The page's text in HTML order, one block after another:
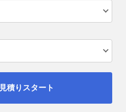
見積りスタート